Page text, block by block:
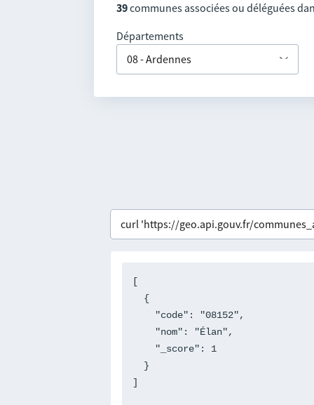
39communes associées ou déléguées
Départements
[
]